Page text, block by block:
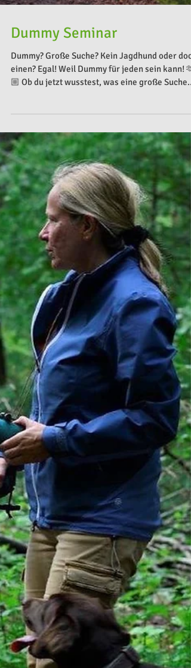
Dummy Seminar
Dummy? Große Suche? Kein Jagdhund oder doch
einen? Egal! Weil Dummy für jeden sein kann! 🫶
🏼 Ob du jetzt wusstest, was eine große Suche...